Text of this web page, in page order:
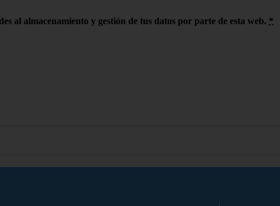
al almacenamiento y gestión de tus datos por parte de esta web. *